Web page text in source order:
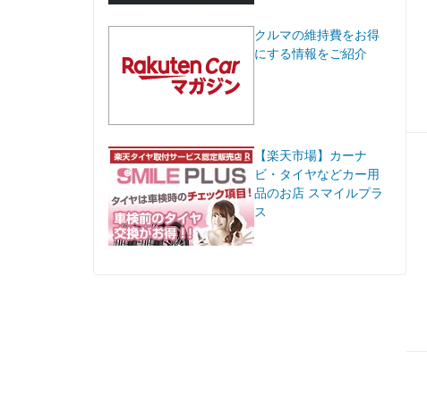
クルマの維持費をお得
にする情報をご紹介
【楽天市場】カーナ
ビ・タイヤなどカー用
品のお店 スマイルプラ
ス